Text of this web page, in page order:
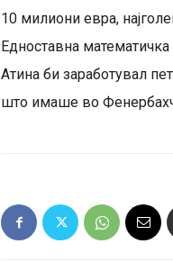
10 милиони евра,
Едноставна
Атина би заработувал
што имаше во